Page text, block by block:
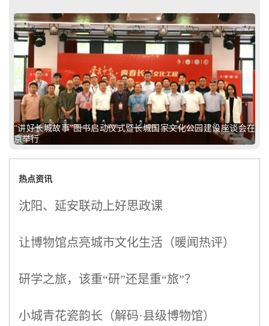
“讲好长城故事”图书启动仪式暨长城国家文化公园建设座谈会在
京举行
热点资讯
沈阳、延安联动上好思政课
让博物馆点亮城市文化生活（暖闻热评）
研学之旅，该重“研”还是重“旅”？
小城青花瓷韵长（解码·县级博物馆）